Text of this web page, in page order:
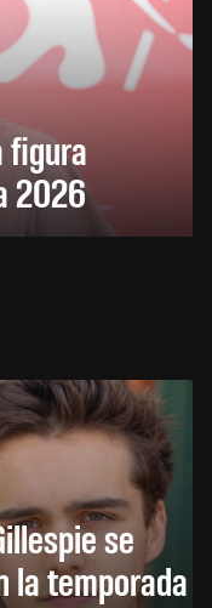
figura
2026
se
la temporada